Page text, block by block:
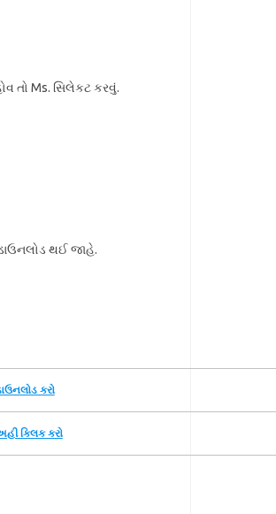
તો Ms. સિલેકટ કરવું.
ડાઉનલોડ થઈ જાહે.
કરો
ક્લિક કરો